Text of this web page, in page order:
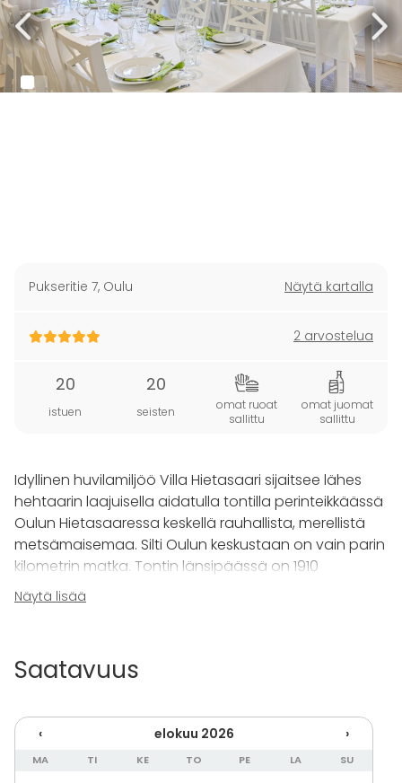
Pukseritie 7, Oulu Näytä kartalla
2 arvostelua
20
istuen
20
seisten
omat ruoat
sallittu
omat juomat
sallittu
Idyllinen huvilamiljöö Villa Hietasaari sijaitsee lähes
hehtaarin laajuisella aidatulla tontilla perinteikkäässä
Oulun Hietasaaressa keskellä rauhallista, merellistä
metsämaisemaa. Silti Oulun keskustaan on vain parin
kilometrin matka. Tontin länsipäässä on 1910
rakennettu huvila ja itälaidassa 70 metrin päässä
huvilasta rantasauna.
varauspäivästä seuraavana päivänä klo 10.00.
tuon ajan välillä silloin kuin teille sopii parhaiten.
Ovikoodi toimitetaan tekstiviestillä vuorokausi ennen
varauksenne alkua. Vuokra-ajan päättyessä tilat,
Näytä lisää
Saatavuus
‹ elokuu 2026 ›
MA TI KE TO PE LA SU